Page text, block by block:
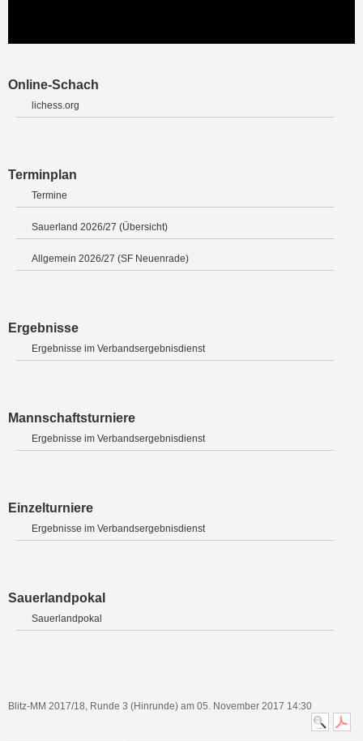
Online-Schach
lichess.org
Terminplan
Termine
Sauerland 2026/27 (Übersicht)
Allgemein 2026/27 (SF Neuenrade)
Ergebnisse
Ergebnisse im Verbandsergebnisdienst
Mannschaftsturniere
Ergebnisse im Verbandsergebnisdienst
Einzelturniere
Ergebnisse im Verbandsergebnisdienst
Sauerlandpokal
Sauerlandpokal
Blitz-MM 2017/18, Runde 3 (Hinrunde) am 05. November 2017 14:30